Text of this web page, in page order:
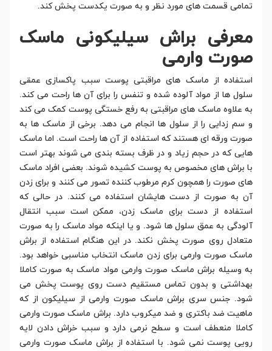
تمامی قسمت های مورد نظر و به صورت یکدست پخش کند.
معرفی براش سیلیکونی ماسک
صورت وارمی
استفاده از ماسک های مراقبتی پوست سبب پاکسازی عمقی
سلول ها از مواد آلوده شده و تنفس را برای آن ها راحت می کند.
به علاوه ماسک های مراقبتی به رفع خستگی پوست کمک می کند
و سم زدایی را از سلول ها انجام می دهد. برخی از ماسک ها به
صورت ورقه ای هستند که استفاده از آن ها راحت است. اما ماسک
هایی که در حجم زیاد و در ظرف بسته بندی می شوند بهتر است
با براش های مخصوص به پوست کشیده شوند. بعضی افراد ماسک
های صورت را همچون کرم مرطوب کننده تصور می کنند و برای زدن
آن به صورت از دست هایشان استفاده می کنند. در حالی که
استفاده از دست برای ماسک زدن، ممکن است سبب انتقال
آلودگی به عمق سلول ها شود. و یا اینکه مواد ماسک را به صورت
متعادل روی صورت پخش نکند. در این هنگام استفاده از براش
ماسک صورت وارمی برای زدن ماسک انتخاب مناسبی خواهد بود.
به وسیله براش ماسک صورت وارمی مواد ماسک به صورت کاملا
بهداشتی و بدون تماس مستقیم دست روی پوست پخش می
شود. جنس سری براش ماسک صورت وارمی از سیلیکون از که
ماهیت ضد باکتری و ضد میکروب دارد. براش ماسک صورت وارمی
کاملا منعطف است و سطح نرمی دارد و سبب خراش دادن لایه
رویی پوست نمی شود. با استفاده از براش ماسک صورت وارمی